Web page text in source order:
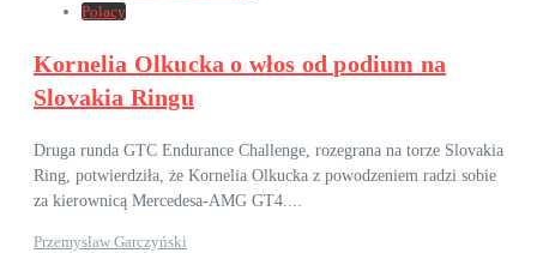
Polacy
Kornelia Olkucka o włos od podium na
Slovakia Ringu
Druga runda GTC Endurance Challenge, rozegrana na torze Slovakia
Ring, potwierdziła, że Kornelia Olkucka z powodzeniem radzi sobie
za kierownicą Mercedesa-AMG GT4....
Przemysław Garczyński